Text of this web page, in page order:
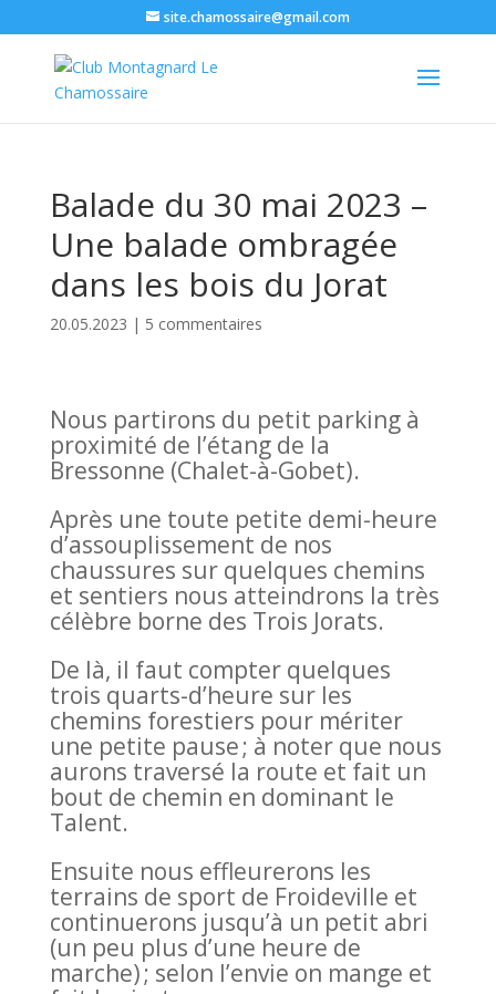
site.chamossaire@gmail.com
Balade du 30 mai 2023 –
Une balade ombragée
dans les bois du Jorat
20.05.2023 | 5 commentaires
Nous partirons du petit parking à
proximité de l’étang de la
Bressonne (Chalet-à-Gobet).
Après une toute petite demi-heure
d’assouplissement de nos
chaussures sur quelques chemins
et sentiers nous atteindrons la très
célèbre borne des Trois Jorats.
De là, il faut compter quelques
trois quarts-d’heure sur les
chemins forestiers pour mériter
une petite pause ; à noter que nous
aurons traversé la route et fait un
bout de chemin en dominant le
Talent.
Ensuite nous effleurerons les
terrains de sport de Froideville et
continuerons jusqu’à un petit abri
(un peu plus d’une heure de
marche) ; selon l’envie on mange et